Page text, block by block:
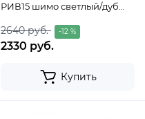
РИВ15 шимо светлый/дуб
2640 руб. -12 %
2330 руб.
Купить